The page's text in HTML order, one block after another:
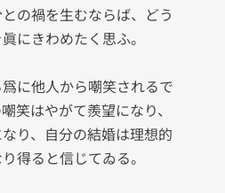
の禍を生むならば、どう
にきわめたく思ふ。
に他人から嘲笑されるで
笑はやがて羨望になり、
り、自分の結婚は理想的
得ると信じてゐる。